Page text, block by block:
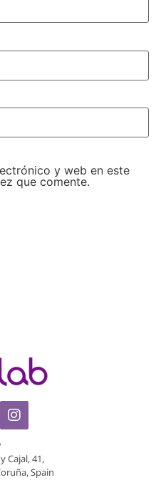
y web en este
que comente.
Cajal, 41,
Spain